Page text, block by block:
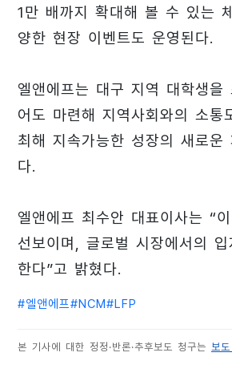
1만 배까지 확대해 볼 수 있는
양한 현장 이벤트도 운영된다.
엘앤에프는 대구 지역 대학생
어도 마련해 지역사회와의 소
최해 지속가능한 성장의 새로
다.
엘앤에프 최수안 대표이사는 “
선보이며, 글로벌 시장에서의
한다”고 밝혔다.
#엘앤에프#NCM#LFP
본 기사에 대한 정정·반론·추후보도 청구는 보